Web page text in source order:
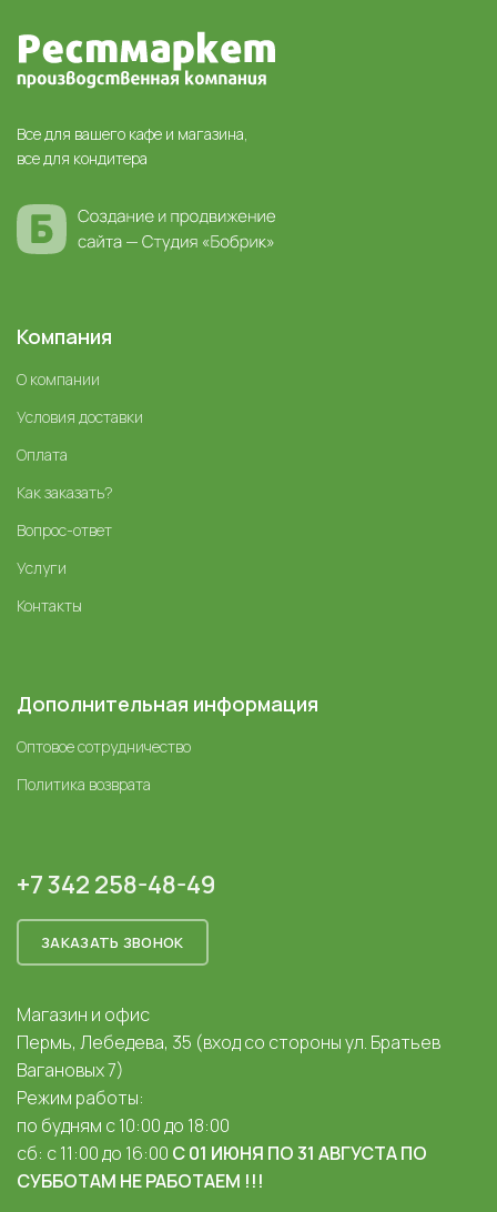
Все для вашего кафе и магазина,
все для кондитера
Компания
О компании
Условия доставки
Оплата
Как заказать?
Вопрос-ответ
Услуги
Контакты
Дополнительная информация
Оптовое сотрудничество
Политика возврата
+7 342 258-48-49
ЗАКАЗАТЬ ЗВОНОК
Магазин и офис
Пермь, Лебедева, 35 (вход со стороны ул. Братьев
Вагановых 7)
Режим работы:
по будням с 10:00 до 18:00
сб: с 11:00 до 16:00 С 01 ИЮНЯ ПО 31 АВГУСТА ПО
СУББОТАМ НЕ РАБОТАЕМ !!!